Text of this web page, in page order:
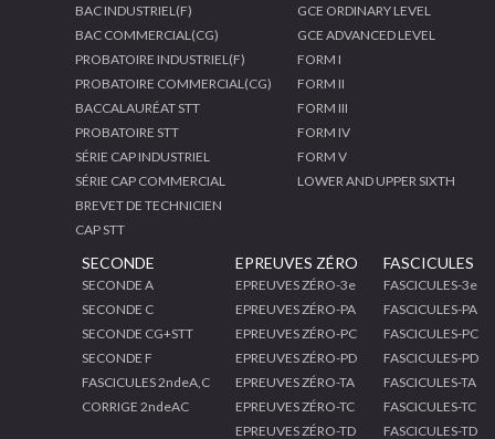
BAC INDUSTRIEL(F)
BAC COMMERCIAL(CG)
PROBATOIRE INDUSTRIEL(F)
PROBATOIRE COMMERCIAL(CG)
BACCALAURÉAT STT
PROBATOIRE STT
SÉRIE CAP INDUSTRIEL
SÉRIE CAP COMMERCIAL
BREVET DE TECHNICIEN
CAP STT
GCE ORDINARY LEVEL
GCE ADVANCED LEVEL
FORM I
FORM II
FORM III
FORM IV
FORM V
LOWER AND UPPER SIXTH
SECONDE
SECONDE A
SECONDE C
SECONDE CG+STT
SECONDE F
FASCICULES 2ndeA,C
CORRIGE 2ndeAC
EPREUVES ZÉRO
EPREUVES ZÉRO-3e
EPREUVES ZÉRO-PA
EPREUVES ZÉRO-PC
EPREUVES ZÉRO-PD
EPREUVES ZÉRO-TA
EPREUVES ZÉRO-TC
EPREUVES ZÉRO-TD
FASCICULES
FASCICULES-3e
FASCICULES-PA
FASCICULES-PC
FASCICULES-PD
FASCICULES-TA
FASCICULES-TC
FASCICULES-TD